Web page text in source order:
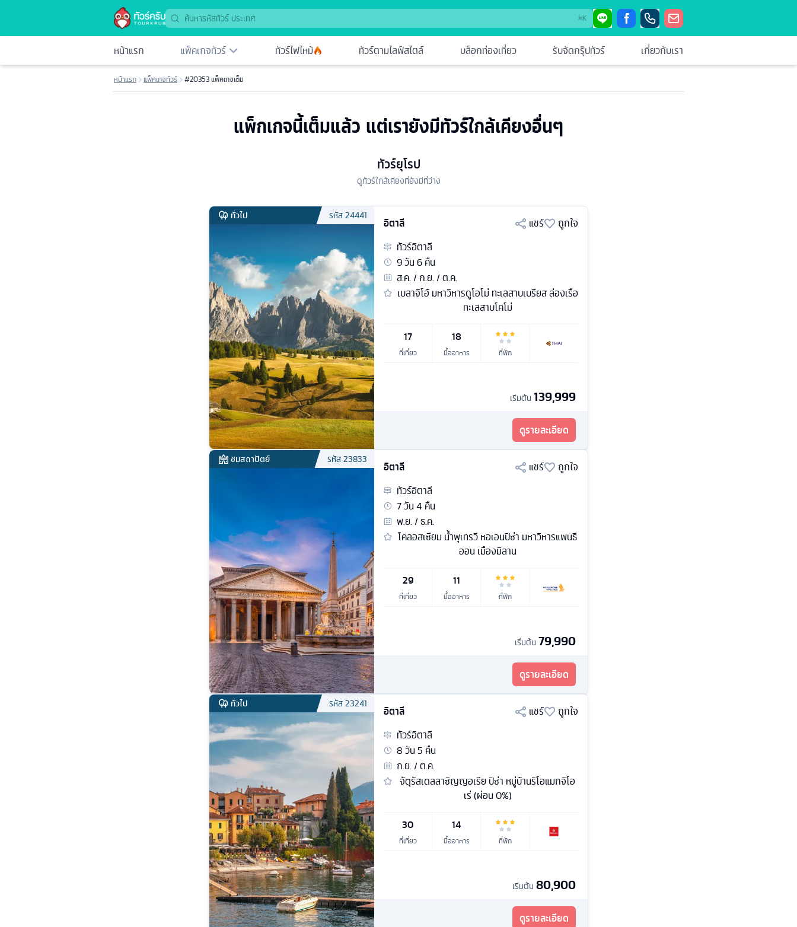
⌘K
หน้าแรก แพ็คเกจทัวร์ ทัวร์ไฟไหม้ ทัวร์ตามไลฟ์สไตล์ บล็อกท่องเที่ยว รับจัดกรุ๊ปทัวร์ เกี่ยวกับเรา
หน้าแรก แพ็คเกจทัวร์ #20353 แพ็คเกจเต็ม
แพ็กเกจนี้เต็มแล้ว แต่เรายังมีทัวร์ใกล้เคียงอื่นๆ
ทัวร์ยุโรป
ดูทัวร์ใกล้เคียงที่ยังมีที่ว่าง
ทั่วไป รหัส24441
อิตาลี แชร์
ถูกใจ
ทัวร์อิตาลี
9วัน6คืน
ส.ค. / ก.ย. / ต.ค.
เบลาจิโอ้ มหาวิหารดูโอโม่ ทะเลสาบเบรียส ล่องเรือ
ทะเลสาบโคโม่
17
ที่เที่ยว
18
มื้ออาหาร ที่พัก
เริ่มต้น 139,999
ดูรายละเอียด
ชมสถาปัตย์ รหัส23833
อิตาลี แชร์
ถูกใจ
ทัวร์อิตาลี
7วัน4 คืน
พ.ย. / ธ.ค.
โคลอสเซียม น้ำพุเทรวี หอเอนปิซ่า มหาวิหารแพนธี
ออน เมืองมิลาน
29
ที่เที่ยว
11
มื้ออาหาร ที่พัก
เริ่มต้น 79,990
ดูรายละเอียด
ทั่วไป รหัส23241
อิตาลี แชร์
ถูกใจ
ทัวร์อิตาลี
8วัน5 คืน
ก.ย. / ต.ค.
จัตุรัสเดลลาซิญญอเรีย ปิซ่า หมู่บ้านริโอแมกจิโอ
เร่ (ผ่อน 0%)
30
ที่เที่ยว
14
มื้ออาหาร ที่พัก
เริ่มต้น 80,900
ดูรายละเอียด